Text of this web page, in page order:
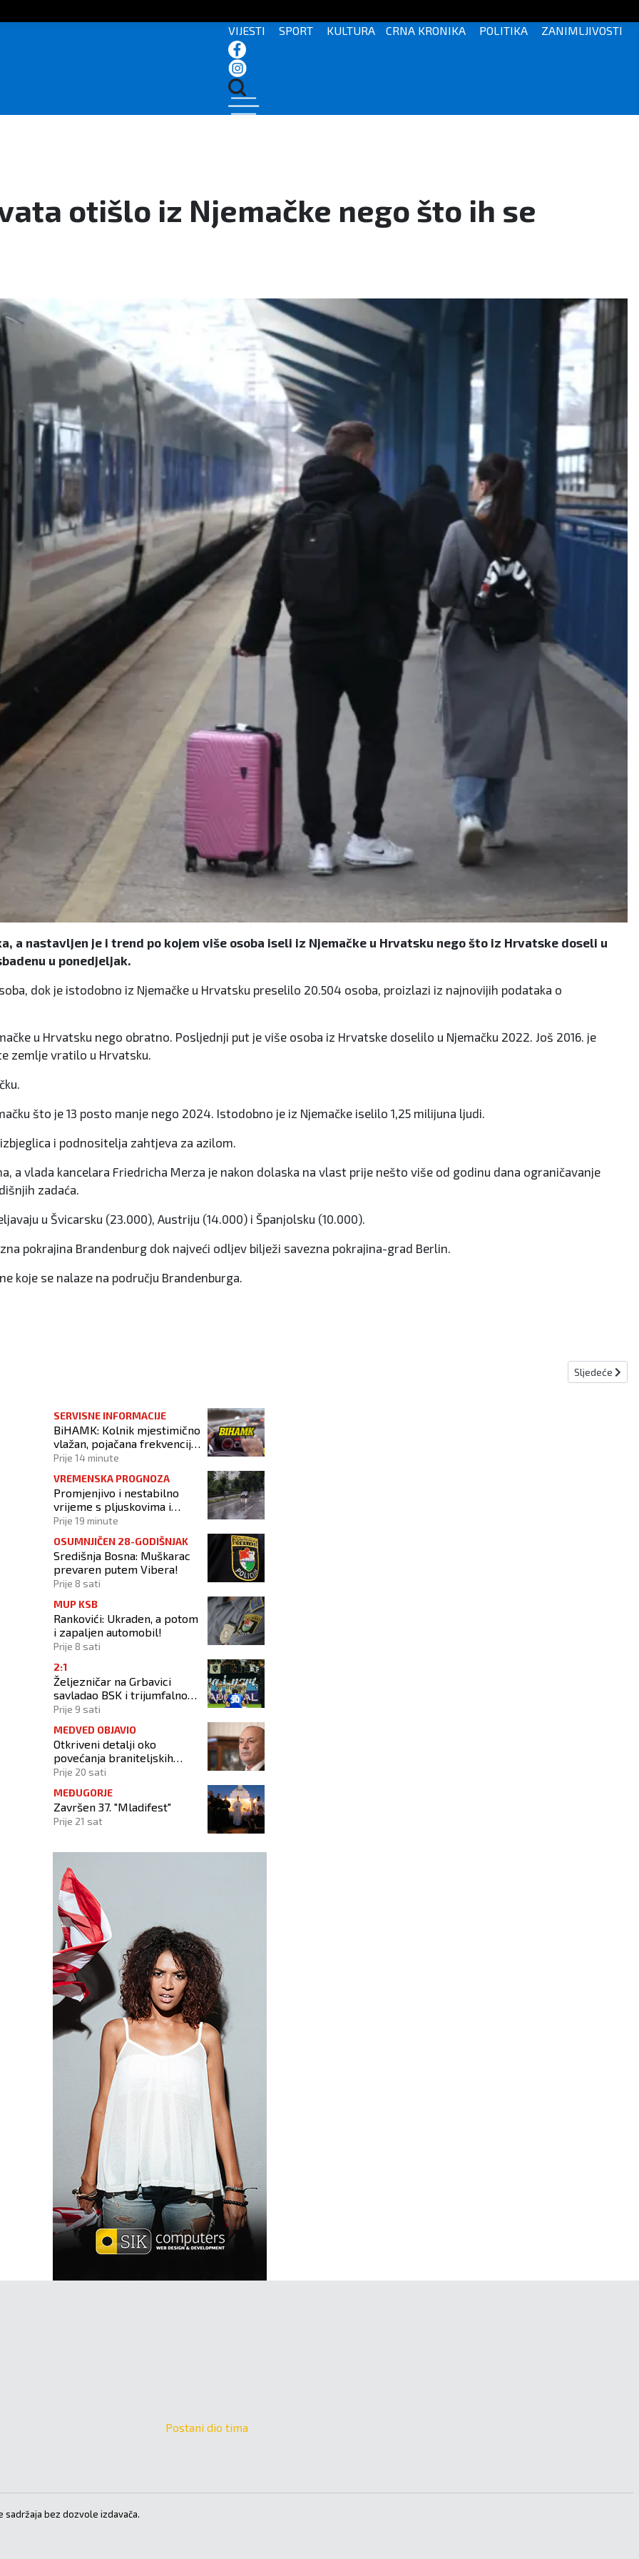
VIJESTI SPORT KULTURA CRNA KRONIKA POLITIKA ZANIMLJIVOSTI
otišlo iz Njemačke nego što ih se
a nastavljen je i trend po kojem više osoba iseli iz Njemačke u Hrvatsku nego što iz Hrvatske doseli u
u ponedjeljak.
dok je istodobno iz Njemačke u Hrvatsku preselilo 20.504 osoba, proizlazi iz najnovijih podataka o
u Hrvatsku nego obratno. Posljednji put je više osoba iz Hrvatske doselilo u Njemačku 2022. Još 2016. je
zemlje vratilo u Hrvatsku.
što je 13 posto manje nego 2024. Istodobno je iz Njemačke iselilo 1,25 milijuna ljudi.
i podnositelja zahtjeva za azilom.
a vlada kancelara Friedricha Merza je nakon dolaska na vlast prije nešto više od godinu dana ograničavanje
zadaća.
u Švicarsku (23.000), Austriju (14.000) i Španjolsku (10.000).
pokrajina Brandenburg dok najveći odljev bilježi savezna pokrajina-grad Berlin.
koje se nalaze na području Brandenburga.
Sljedeći
Sljedeće
SERVISNE INFORMACIJE
BiHAMK: Kolnik mjestimično
vlažan, pojačana frekvencija
prometa!
Prije 14 minute
VREMENSKA PROGNOZA
Promjenjivo i nestabilno
vrijeme s pljuskovima i
grmljavinom
Prije 19 minute
OSUMNJIČEN 28-GODIŠNJAK
Središnja Bosna: Muškarac
prevaren putem Vibera!
Prije 8 sati
MUP KSB
Rankovići: Ukraden, a potom
i zapaljen automobil!
Prije 8 sati
2:1
Željezničar na Grbavici
savladao BSK i trijumfalno
počeo novu sezonu
Prije 9 sati
MEDVED OBJAVIO
Otkriveni detalji oko
povećanja braniteljskih
mirovina: Tko dobiva, a tko
Prije 20 sati
MEĐUGORJE
Završen 37. "Mladifest"
Prije 21 sat
Postani dio tima
sadržaja bez dozvole izdavača.